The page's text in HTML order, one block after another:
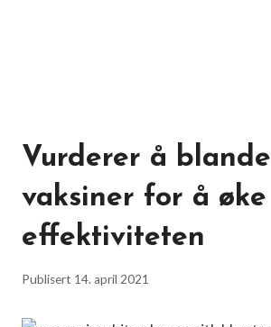
Vurderer å blande
vaksiner for å øke
effektiviteten
Publisert 14. april 2021